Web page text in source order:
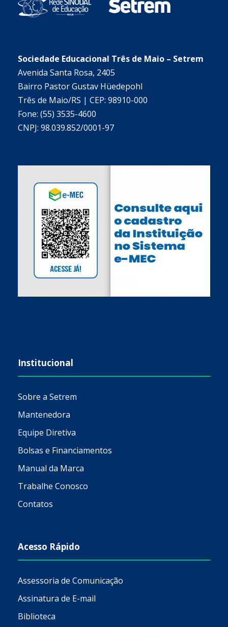
Sociedade Educacional Três de Maio – Setrem
Avenida Santa Rosa, 2405
Bairro Pastor Gustav Hüedepohl
Três de Maio/RS | CEP: 98910-000
Fone: (55) 3535-4600
CNPJ: 98.039.852/0001-97
Institucional
Sobre a Setrem
Mantenedora
Equipe Diretiva
Bolsas e Financiamentos
Manual da Marca
Trabalhe Conosco
Contatos
Acesso Rápido
Assessoria de Comunicação
Assinatura de E-mail
Biblioteca